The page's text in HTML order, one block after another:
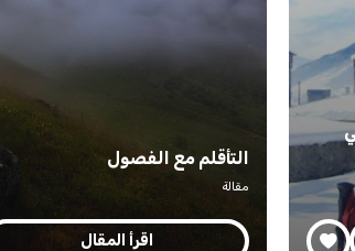
التأقلم مع الفصول
مقالة
اقرأ المقال